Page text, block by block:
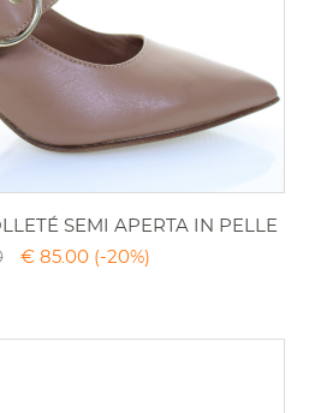
SEMI APERTA IN PELLE
€ 85.00(-20%)